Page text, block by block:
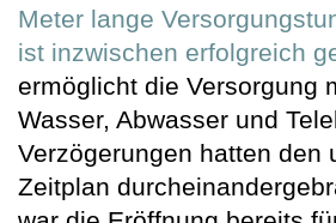
Meter lange
ist inzwischen erfolgreich
ermöglicht die Versorgung
Wasser, Abwasser und
Verzögerungen hatten den
Zeitplan